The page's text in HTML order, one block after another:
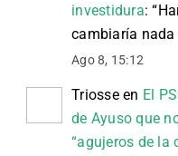
investidura: “
cambiaría nada
Ago 8, 15:12
Triosseen El
de Ayuso que
“agujeros de la